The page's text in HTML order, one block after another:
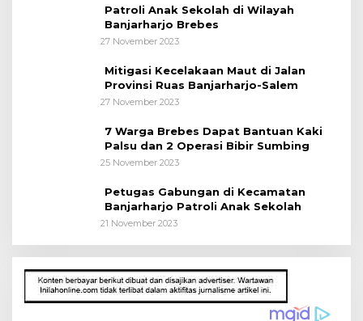
Patroli Anak Sekolah di Wilayah
Banjarharjo Brebes
27 November 2023
Mitigasi Kecelakaan Maut di Jalan
Provinsi Ruas Banjarharjo-Salem
27 November 2023
7 Warga Brebes Dapat Bantuan Kaki
Palsu dan 2 Operasi Bibir Sumbing
25 November 2023
Petugas Gabungan di Kecamatan
Banjarharjo Patroli Anak Sekolah
21 November 2023